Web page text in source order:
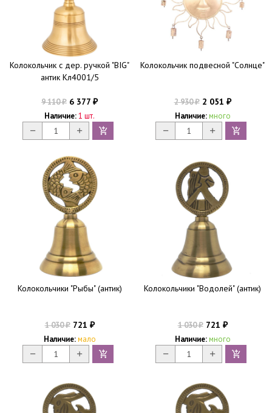
Колокольчик с дер. ручкой "BIG"
антик Кл4001/5
9 110₽ 6 377 ₽
Наличие:1 шт.
Колокольчик подвесной "Солнце"
2 930₽2 051 ₽
Наличие: много
Колокольчики "Рыбы" (антик)
1 030₽721 ₽
Наличие: мало
Колокольчики "Водолей" (антик)
1 030₽721 ₽
Наличие: много